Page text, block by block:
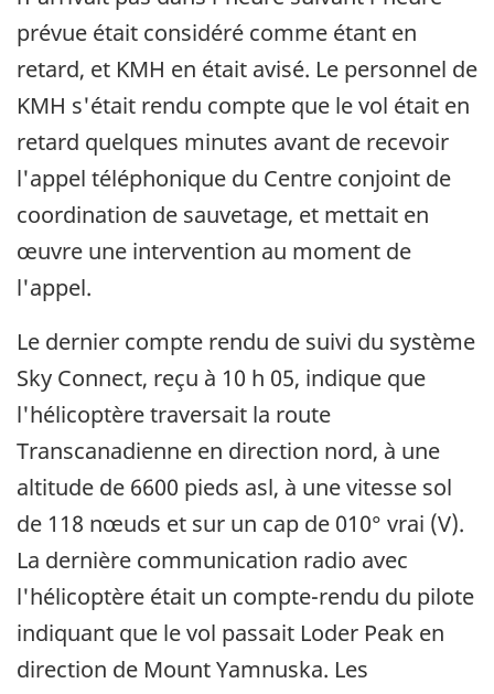
prévue était considéré comme étant en
retard, et KMH en était avisé. Le personnel de
KMH s'était rendu compte que le vol était en
retard quelques minutes avant de recevoir
l'appel téléphonique du Centre conjoint de
coordination de sauvetage, et mettait en
œuvre une intervention au moment de
l'appel.
Le dernier compte rendu de suivi du système
Sky Connect, reçu à 10 h 05, indique que
l'hélicoptère traversait la route
Transcanadienne en direction nord, à une
altitude de 6600 pieds asl, à une vitesse sol
de 118 nœuds et sur un cap de 010° vrai (V).
La dernière communication radio avec
l'hélicoptère était un compte-rendu du pilote
indiquant que le vol passait Loder Peak en
direction de Mount Yamnuska. Les